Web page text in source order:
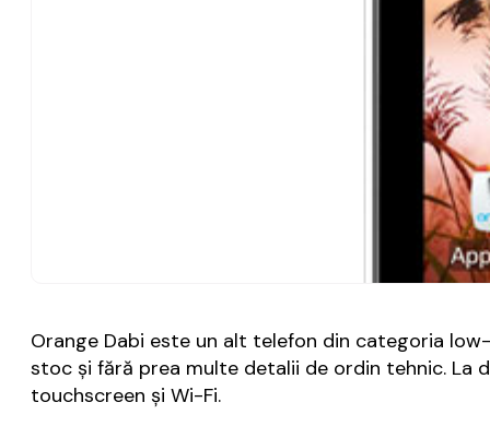
Orange Dabi este un alt telefon din categoria
stoc și fără prea multe detalii de ordin tehnic. La
touchscreen și Wi-Fi.